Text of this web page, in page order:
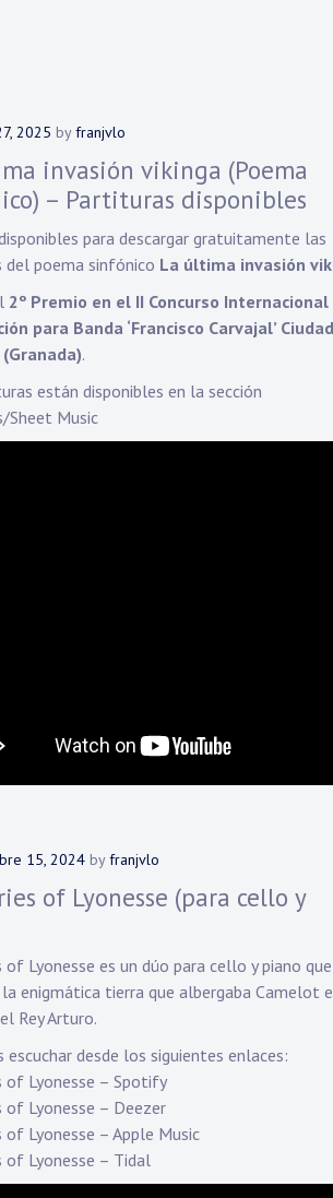
2025 byfranjvlo
invasión vikinga (Poema
– Partituras disponibles
para descargar gratuitamente las
poema sinfónico La última invasión
2º Premio en el II Concurso Internacional
para Banda ‘Francisco Carvajal’
.
están disponibles en la sección
Sheet Music
15, 2024 byfranjvlo
of Lyonesse (para cello y
of Lyonesse es un dúo para cello y piano
la enigmática tierra que albergaba Camelot
Rey Arturo.
escuchar desde los siguientes enlaces:
of Lyonesse – Spotify
of Lyonesse – Deezer
of Lyonesse – Apple Music
of Lyonesse – Tidal